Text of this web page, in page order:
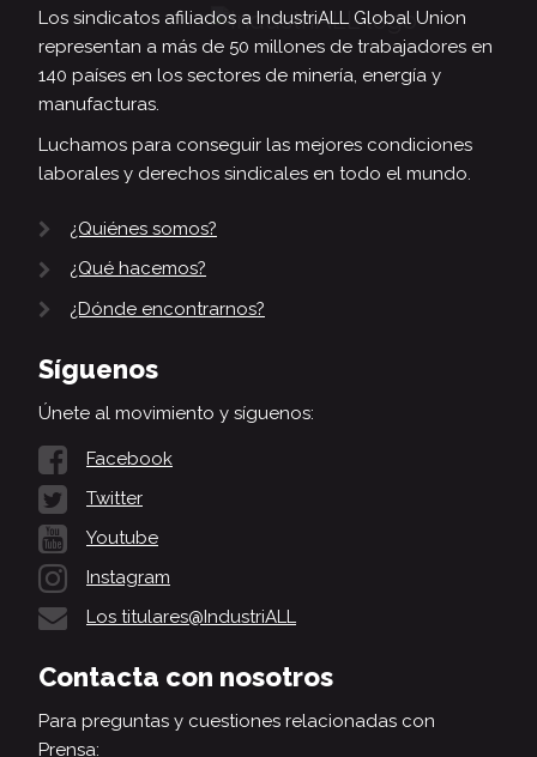
Los sindicatos afiliados a IndustriALL Global Union
representan a más de 50 millones de trabajadores en
140 países en los sectores de minería, energía y
manufacturas.
Luchamos para conseguir las mejores condiciones
laborales y derechos sindicales en todo el mundo.
¿Quiénes somos?
¿Qué hacemos?
¿Dónde encontrarnos?
Síguenos
Únete al movimiento y síguenos:
Facebook
Twitter
Youtube
Instagram
Los titulares@IndustriALL
Contacta con nosotros
Para preguntas y cuestiones relacionadas con
Prensa: